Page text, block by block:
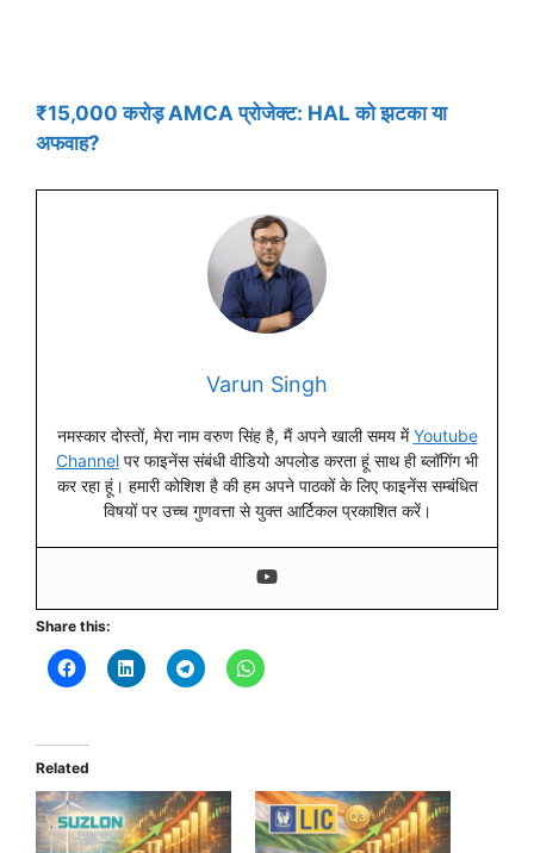
₹15,000 करोड़ AMCA प्रोजेक्ट: HAL को झटका या
अफवाह?
Varun Singh
नमस्कार दोस्तों, मेरा नाम वरुण सिंह है, मैं अपने खाली समय मेंYoutube
Channel पर फाइनेंस संबंधी वीडियो अपलोड करता हूं साथ ही ब्लॉगिंग भी
कर रहा हूं। हमारी कोशिश है की हम अपने पाठकों के लिए फाइनेंस सम्बंधित
विषयों पर उच्च गुणवत्ता से युक्त आर्टिकल प्रकाशित करें।
Share this:
Related